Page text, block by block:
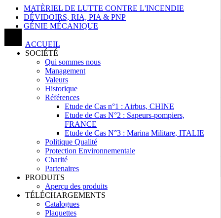
MATÈRIEL DE LUTTE CONTRE L'INCENDIE
DÉVIDOIRS, RIA, PIA & PNP
GÉNIE MÉCANIQUE
ACCUEIL
SOCIÉTÉ
Qui sommes nous
Management
Valeurs
Historique
Références
Etude de Cas n°1 : Airbus, CHINE
Etude de Cas N°2 : Sapeurs-pompiers,
FRANCE
Etude de Cas N°3 : Marina Militare, ITALIE
Politique Qualité
Protection Environnementale
Charité
Partenaires
PRODUITS
Aperçu des produits
TÉLÉCHARGEMENTS
Catalogues
Plaquettes